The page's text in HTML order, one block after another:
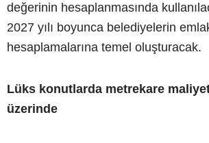
değerinin hesaplanmasında
2027 yılı boyunca belediyelerin
hesaplamalarına temel oluşturacak.
Lüks konutlarda metrekare
üzerinde